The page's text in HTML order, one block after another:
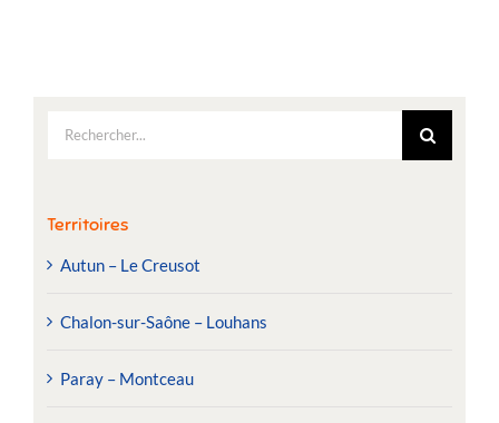
Rechercher:
Territoires
Autun – Le Creusot
Chalon-sur-Saône – Louhans
Paray – Montceau